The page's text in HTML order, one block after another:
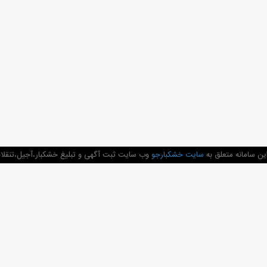
سامانه متعلق به سایت خشکبارجووب سایت ثبت آگهی و تبلیغ